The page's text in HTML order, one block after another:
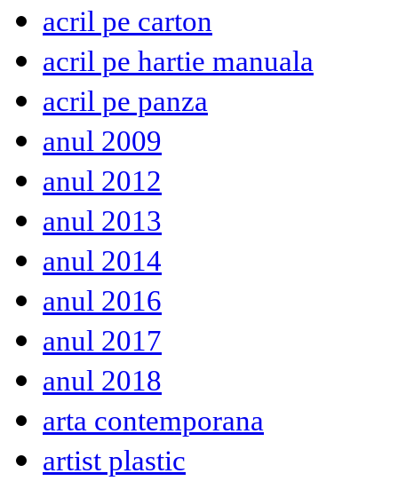
acril pe carton
acril pe hartie manuala
acril pe panza
anul 2009
anul 2012
anul 2013
anul 2014
anul 2016
anul 2017
anul 2018
arta contemporana
artist plastic